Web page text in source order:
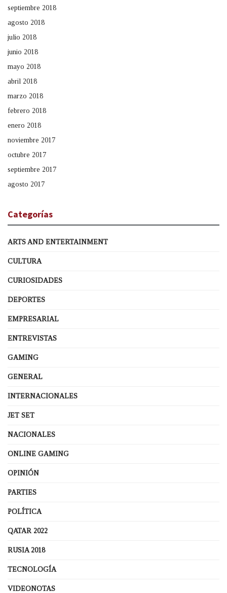
septiembre 2018
agosto 2018
julio 2018
junio 2018
mayo 2018
abril 2018
marzo 2018
febrero 2018
enero 2018
noviembre 2017
octubre 2017
septiembre 2017
agosto 2017
Categorías
ARTS AND ENTERTAINMENT
CULTURA
CURIOSIDADES
DEPORTES
EMPRESARIAL
ENTREVISTAS
GAMING
GENERAL
INTERNACIONALES
JET SET
NACIONALES
ONLINE GAMING
OPINIÓN
PARTIES
POLÍTICA
QATAR 2022
RUSIA 2018
TECNOLOGÍA
VIDEONOTAS